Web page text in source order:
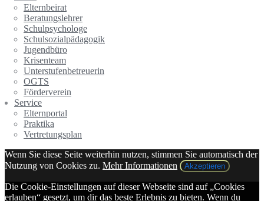
Elternbeirat
Beratungslehrer
Schulpsychologe
Schulsozialpädagogik
Jugendbüro
Krisenteam
Unterstufenbetreuerin
OGTS
Förderverein
Service
Elternportal
Praktika
Vertretungsplan
Wenn Sie diese Seite weiterhin nutzen, stimmen Sie automatisch der
Nutzung von Cookies zu. Mehr Informationen Akzeptieren
Die Cookie-Einstellungen auf dieser Webseite sind auf „Cookies
erlauben“ gesetzt, um dir das beste Erlebnis zu bieten. Wenn du